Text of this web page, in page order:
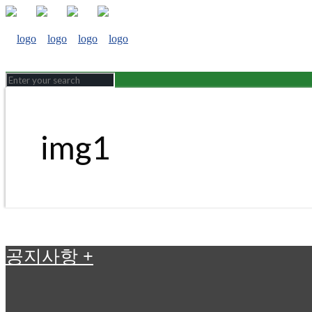
img1
공지사항 +